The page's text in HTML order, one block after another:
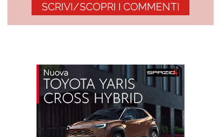
SCRIVI/SCOPRI I COMMENTI